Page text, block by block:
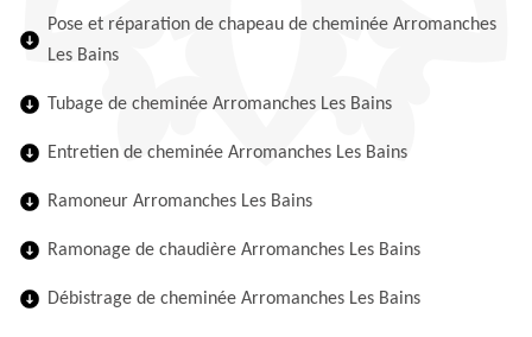
Pose et réparation de chapeau de cheminée Arromanches
Les Bains
Tubage de cheminée Arromanches Les Bains
Entretien de cheminée Arromanches Les Bains
Ramoneur Arromanches Les Bains
Ramonage de chaudière Arromanches Les Bains
Débistrage de cheminée Arromanches Les Bains